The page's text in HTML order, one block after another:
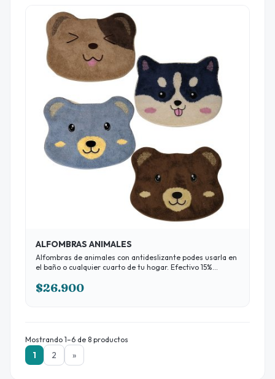
ALFOMBRAS ANIMALES
Alfombras de animales con antideslizante podes usarla en
el baño o cualquier cuarto de tu hogar. Efectivo 15%
$26.900
Mostrando 1–6 de 8 productos
1 2 »